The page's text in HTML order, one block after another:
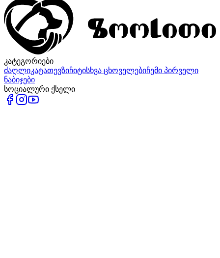
კატეგორიები
ძაღლიკატათევზიჩიტისხვა ცხოველებიჩემი პირველი
ნაბიჯები
სოციალური ქსელი